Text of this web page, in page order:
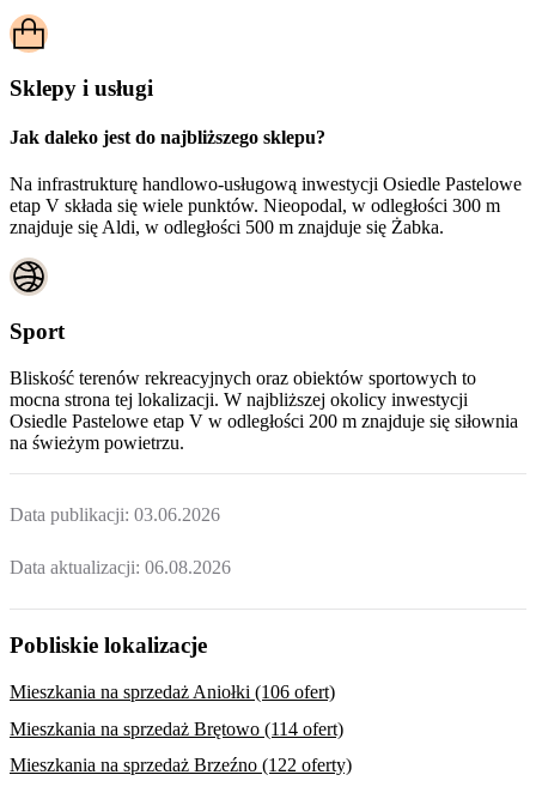
Sklepy i usługi
Jak daleko jest do najbliższego sklepu?
Na infrastrukturę handlowo-usługową inwestycji Osiedle Pastelowe
etap V składa się wiele punktów. Nieopodal, w odległości 300 m
znajduje się Aldi, w odległości 500 m znajduje się Żabka.
Sport
Bliskość terenów rekreacyjnych oraz obiektów sportowych to
mocna strona tej lokalizacji. W najbliższej okolicy inwestycji
Osiedle Pastelowe etap V w odległości 200 m znajduje się siłownia
na świeżym powietrzu.
Data publikacji: 03.06.2026
Data aktualizacji: 06.08.2026
Pobliskie lokalizacje
Mieszkania na sprzedaż Aniołki (106 ofert)
Mieszkania na sprzedaż Brętowo (114 ofert)
Mieszkania na sprzedaż Brzeźno (122 oferty)